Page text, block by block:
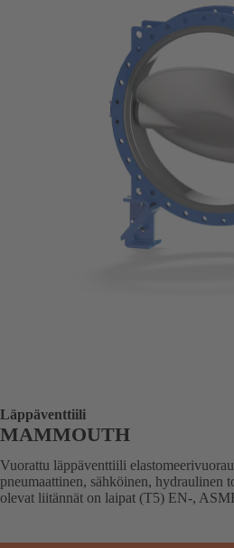
Läppäventtiili
MAMMOUTH
Vuorattu läppäventtiili
pneumaattinen, sähköinen, hydraulinen
olevat liitännät on laipat (T5) EN-,